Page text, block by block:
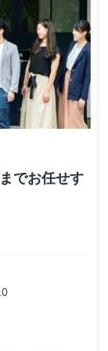
でお任せす